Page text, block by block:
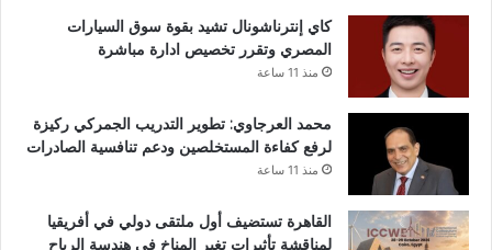
كاي إنترناشونال تشيد بقوة سوق السيارات
المصري وتقرر تخصيص ادارة مباشرة
منذ 11 ساعة
محمد العرجاوي: تطوير التدريب الجمركي ركيزة
لرفع كفاءة المستخلصين ودعم تنافسية الصادرات
منذ 11 ساعة
القاهرة تستضيف أول ملتقى دولي في أفريقيا
لمناقشة تأثيرات تغير المناخ في هندسة الرياح